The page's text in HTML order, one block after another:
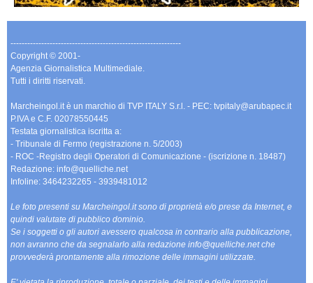
-------------------------------------------------------------
Copyright © 2001-
Agenzia Giornalistica Multimediale.
Tutti i diritti riservati.
Marcheingol.it è un marchio di TVP ITALY S.r.l. - PEC: tvpitaly@arubapec.it
P.IVA e C.F. 02078550445
Testata giornalistica iscritta a:
- Tribunale di Fermo (registrazione n. 5/2003)
- ROC -Registro degli Operatori di Comunicazione - (iscrizione n. 18487)
Redazione: info@quelliche.net
Infoline: 3464232265 - 3939481012
Le foto presenti su Marcheingol.it sono di proprietà e/o prese da Internet, e
quindi valutate di pubblico dominio.
Se i soggetti o gli autori avessero qualcosa in contrario alla pubblicazione,
non avranno che da segnalarlo alla redazione info@quelliche.net che
provvederà prontamente alla rimozione delle immagini utilizzate.